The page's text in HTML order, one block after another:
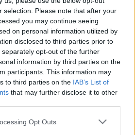
selection. Please note that after your
you may continue seeing
on personal information utilized by
disclosed to third parties prior to
opt-out of the further
information by third parties on the
participants. This information may
to third parties on the IAB’s List of
that may further disclose it to other
app uses one or more Google
Opt Outs
-> Badacsony irány. Itt
hogy többek közt azért is
része a napozófedélzeten,
ki lehet látni előre, ellentétben
Az egyre közeledő Badacsony
amit tömegközlekedésről
új katamaránokon ehhez képest